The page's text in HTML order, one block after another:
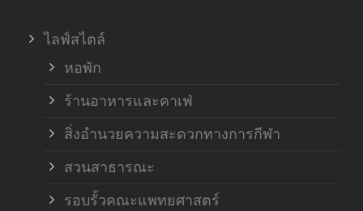
ไลฟ์สไตล์
หอพัก
ร้านอาหารและคาเฟ่
สิ่งอำนวยความสะดวกทางการกีฬา
สวนสาธารณะ
รอบรั้วคณะแพทยศาสตร์